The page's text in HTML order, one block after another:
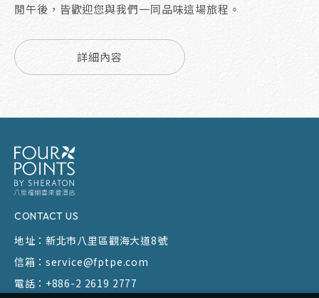
閒午後，皆歡迎您與我們一同品味這場旅程。
詳細內容
CONTACT US
地址： 新北市八里區觀海大道8號
信箱： service@fptpe.com
電話： +886-2 2619 2777